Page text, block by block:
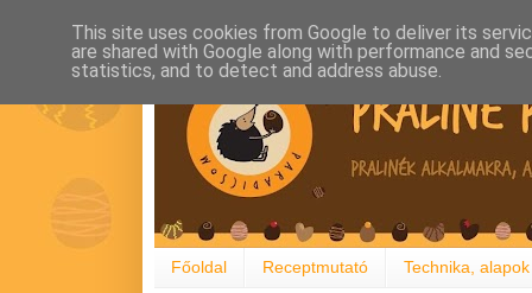
Főoldal Receptmutató Technika, alapok
This site uses cookies from Google to deliver its
are shared with Google along with performance and
statistics, and to detect and address abuse.